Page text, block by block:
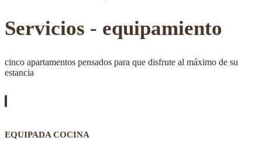
Servicios - equipamiento
cinco apartamentos pensados para que disfrute al máximo de su
estancia
EQUIPADA COCINA